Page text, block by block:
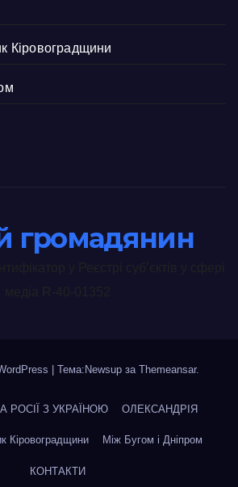
Кіровоградщини
громадянин
Тема:Newsup за Themeansar.
РОСІЇ З УКРАЇНОЮ ОЛЕКСАНДРІЯ
Кіровоградщини Між Бугом і Дніпром
КОНТАКТИ